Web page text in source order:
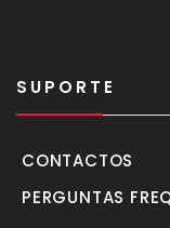
SUPORTE
CONTACTOS
PERGUNTAS